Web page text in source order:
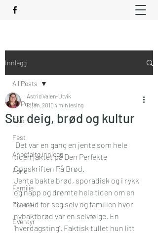
Innlegg
All Posts
Alvor
Fest
Anbefalte innlegg
Ferie
Familie
Diverse
Eventyr
All Posts
Sur deig, brød og kultur
Astrid Valen-Utvik
6. jan. 20104 min lesing
tiden jaktet på Den Perfekte
Oppskriften På Brød.
Jenta bakte brød, sporadisk og i rykk
og napp og drømte hele tiden om en
fremtid for seg selv og familien hvor
nybaktbrød var en selvfølge. En
‘hverdagsting’. Faktisk tullet hun litt